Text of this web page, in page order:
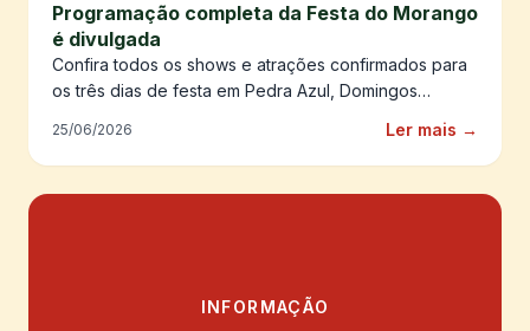
Programação completa da Festa do Morango
é divulgada
Confira todos os shows e atrações confirmados para
os três dias de festa em Pedra Azul, Domingos
25/06/2026 Ler mais →
INFORMAÇÃO